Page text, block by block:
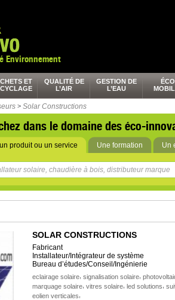
Environnement
ET
QUALITÉ DE
L’AIR
GESTION DE
L’EAU
> Solar Constructions
dans le domaine des éco-
produit ou un service Une formation Un
SOLAR CONSTRUCTIONS
Fabricant
Installateur/Intégrateur de système
Bureau d’études/Conseil/Ingénierie
eclairage solaire, signalisation solaire,
marquage solaire, vitres solaire, led solutions
eolien verticales